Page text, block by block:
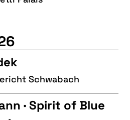
Schwabach
· Spirit of Blue